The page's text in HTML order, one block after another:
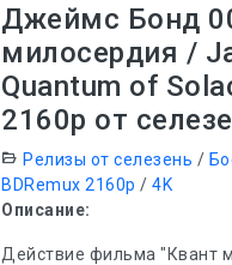
Джеймс Бонд
милосердия /
Quantum of
2160p от
Релизы от селезень /
BDRemux 2160p /4K
Описание:
Действие фильма "Квант